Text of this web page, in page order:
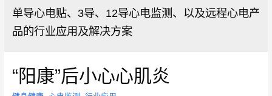
单导心电贴、3导、12导心电监测、以及远程心电产
品的行业应用及解决方案
“阳康”后小心心肌炎